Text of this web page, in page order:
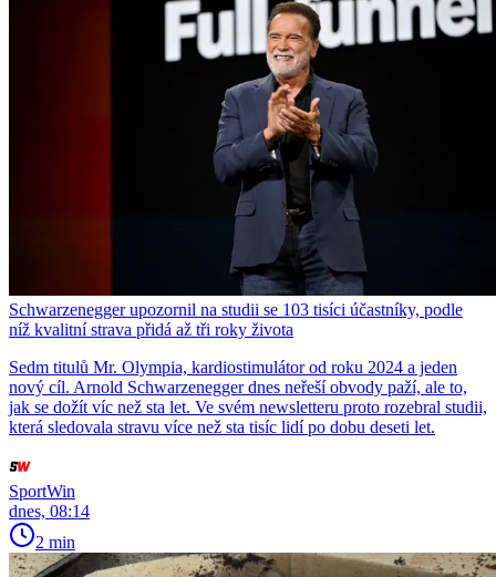
Schwarzenegger upozornil na studii se 103 tisíci účastníky, podle
níž kvalitní strava přidá až tři roky života
Sedm titulů Mr. Olympia, kardiostimulátor od roku 2024 a jeden
nový cíl. Arnold Schwarzenegger dnes neřeší obvody paží, ale to,
jak se dožít víc než sta let. Ve svém newsletteru proto rozebral studii,
která sledovala stravu více než sta tisíc lidí po dobu deseti let.
SportWin
dnes, 08:14
2 min